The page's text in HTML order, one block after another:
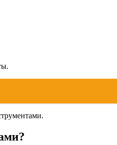
?